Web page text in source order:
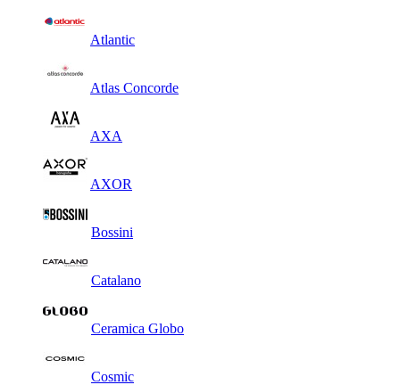
Atlantic
Atlas Concorde
AXA
AXOR
Bossini
Catalano
Ceramica Globo
Cosmic